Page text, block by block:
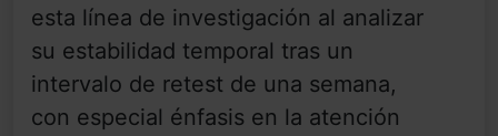
esta línea de investigación al analizar
su estabilidad temporal tras un
intervalo de retest de una semana,
con especial énfasis en la atención